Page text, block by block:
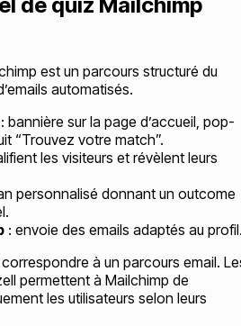
est un parcours structuré du
automatisés.
: bannière sur la page d’accueil, pop-
“Trouvez votre match”.
les visiteurs et révèlent leurs
personnalisé donnant un outcome
: envoie des emails adaptés au
à un parcours email.
permettent à Mailchimp de
les utilisateurs selon leurs